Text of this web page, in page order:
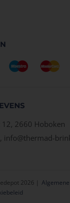
2660 Hoboken
info@thermad-
2026